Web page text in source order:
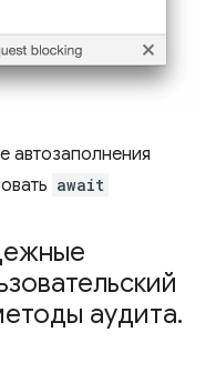
автозаполнения
await
аудита.